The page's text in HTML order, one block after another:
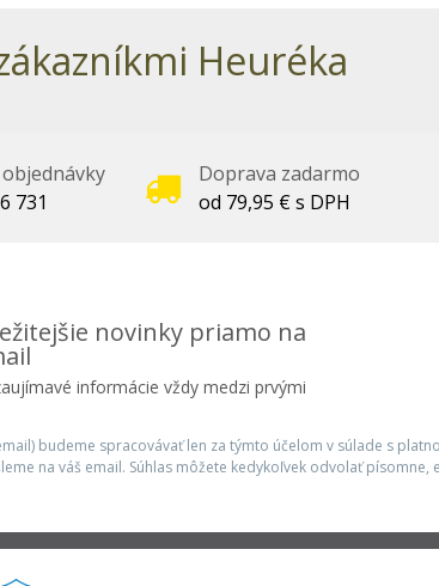
Heuréka
731
Doprava zadarmo
od 79,95 € s DPH
novinky priamo na
informácie vždy medzi prvými
budeme spracovávať len za týmto účelom v súlade s
na váš email. Súhlas môžete kedykoľvek odvolať